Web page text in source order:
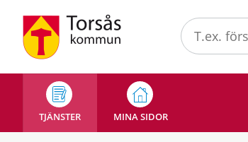
Mina
kommun
TJÄNSTER MINA SIDOR